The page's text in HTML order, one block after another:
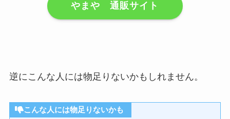
やまや 通販サイト
逆にこんな人には物足りないかもしれません。
こんな人には物足りないかも